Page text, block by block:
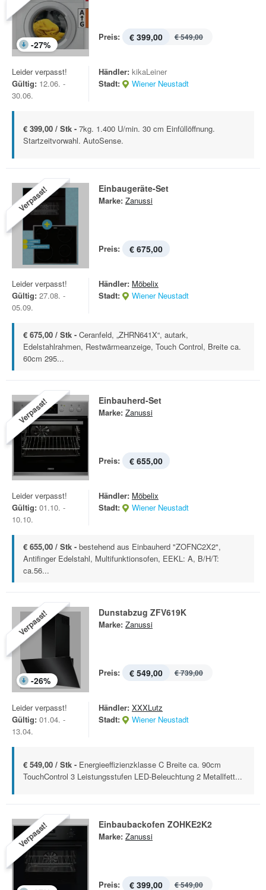
-27%
Preis: € 399,00 € 549,00
Leider verpasst!
Gültig: 12.06. -
30.06.
Händler: kikaLeiner
Stadt:
Wiener Neustadt
€ 399,00 / Stk - 7kg. 1.400 U/min. 30 cm Einfüllöffnung.
Startzeitvorwahl. AutoSense.
Verpasst! Einbaugeräte-Set
Marke: Zanussi
Preis: € 675,00
Leider verpasst!
Gültig: 27.08. -
05.09.
Händler: Möbelix
Stadt:
Wiener Neustadt
€ 675,00 / Stk - Ceranfeld, „ZHRN641X“, autark,
Edelstahlrahmen, Restwärmeanzeige, Touch Control, Breite ca.
60cm 295...
Verpasst! Einbauherd-Set
Marke: Zanussi
Preis: € 655,00
Leider verpasst!
Gültig: 01.10. -
10.10.
Händler: Möbelix
Stadt:
Wiener Neustadt
€ 655,00 / Stk - bestehend aus Einbauherd "ZOFNC2X2",
Antifinger Edelstahl, Multifunktionsofen, EEKL: A, B/H/T:
ca.56...
Verpasst!
-26%
Dunstabzug ZFV619K
Marke: Zanussi
Preis: € 549,00 € 739,00
Leider verpasst!
Gültig: 01.04. -
13.04.
Händler: XXXLutz
Stadt:
Wiener Neustadt
€ 549,00 / Stk - Energieeffizienzklasse C Breite ca. 90cm
TouchControl 3 Leistungsstufen LED-Beleuchtung 2 Metallfett...
Verpasst! Einbaubackofen ZOHKE2K2
Marke: Zanussi
Preis: € 399,00 € 549,00